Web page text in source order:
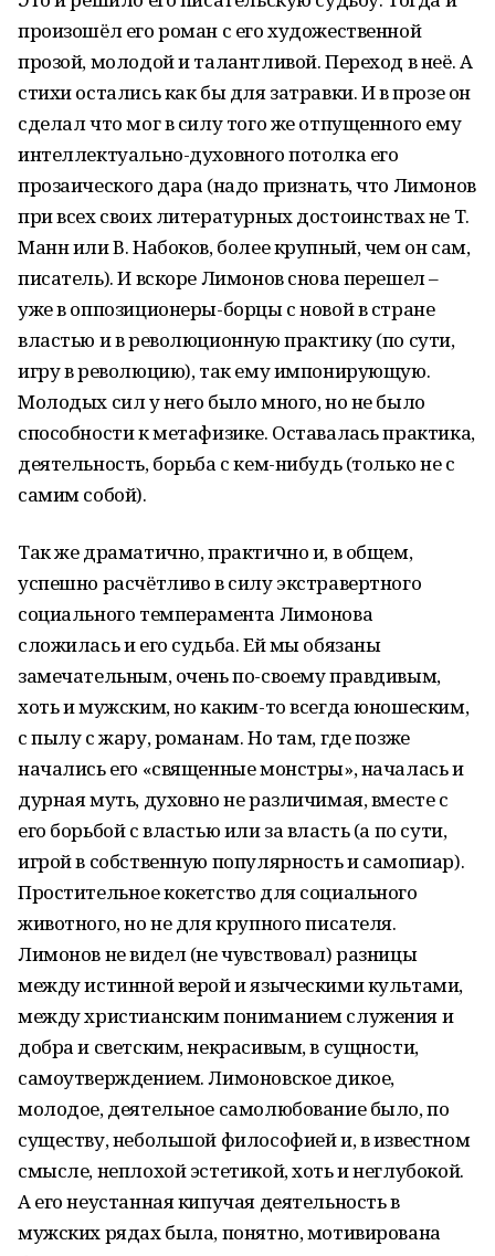
произошёл его роман с его художественной
прозой, молодой и талантливой. Переход в неё. А
стихи остались как бы для затравки. И в прозе он
сделал что мог в силу того же отпущенного ему
интеллектуально-духовного потолка его
прозаического дара (надо признать, что Лимонов
при всех своих литературных достоинствах не Т.
Манн или В. Набоков, более крупный, чем он сам,
писатель). И вскоре Лимонов снова перешел –
уже в оппозиционеры-борцы с новой в стране
властью и в революционную практику (по сути,
игру в революцию), так ему импонирующую.
Молодых сил у него было много, но не было
способности к метафизике. Оставалась практика,
деятельность, борьба с кем-нибудь (только не с
самим собой).
Так же драматично, практично и, в общем,
успешно расчётливо в силу экстравертного
социального темперамента Лимонова
сложилась и его судьба. Ей мы обязаны
замечательным, очень по-своему правдивым,
хоть и мужским, но каким-то всегда юношеским,
с пылу с жару, романам. Но там, где позже
начались его «священные монстры», началась и
дурная муть, духовно не различимая, вместе с
его борьбой с властью или за власть (а по сути,
игрой в собственную популярность и самопиар).
Простительное кокетство для социального
животного, но не для крупного писателя.
Лимонов не видел (не чувствовал) разницы
между истинной верой и языческими культами,
между христианским пониманием служения и
добра и светским, некрасивым, в сущности,
самоутверждением. Лимоновское дикое,
молодое, деятельное самолюбование было, по
существу, небольшой философией и, в известном
смысле, неплохой эстетикой, хоть и неглубокой.
А его неустанная кипучая деятельность в
мужских рядах была, понятно, мотивирована